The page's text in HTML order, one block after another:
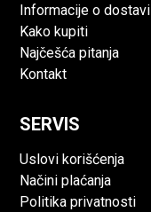
Informacije o dostavi
Kako kupiti
Najčešća pitanja
Kontakt
SERVIS
Uslovi korišćenja
Načini plaćanja
Politika privatnosti